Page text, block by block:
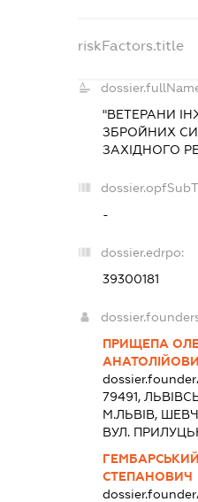
riskFactors.title
"ВЕТЕРАНИ
ЗБРОЙНИХ
ЗАХІДНОГО
-
dossier.edrpo:
39300181
ПРИЩЕПА
79491,
М.ЛЬВІВ,
ВУЛ.
СТЕПАНОВИЧ